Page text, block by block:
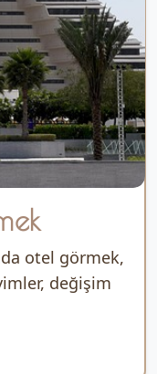
otel görmek,
değişim